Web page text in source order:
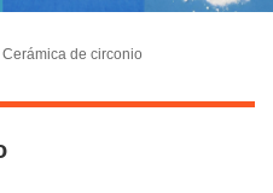
Cerámica de circonio